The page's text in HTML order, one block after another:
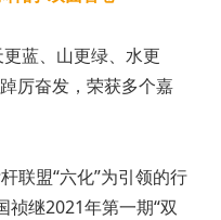
蓝、山更绿、水更
厉奋发，荣获多个嘉
联盟“六化”为引领的行
祯继2021年第一期“双